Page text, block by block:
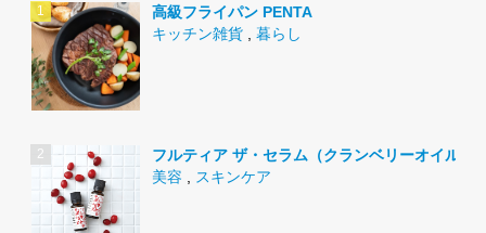
高級フライパン PENTA
キッチン雑貨
暮らし
フルティア ザ・セラム（クランベリーオイル）
美容
スキンケア